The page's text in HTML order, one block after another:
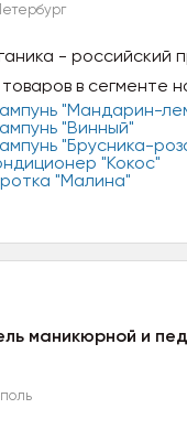
- российский
в сегменте
протяжении 8 лет мы
маникюрной и